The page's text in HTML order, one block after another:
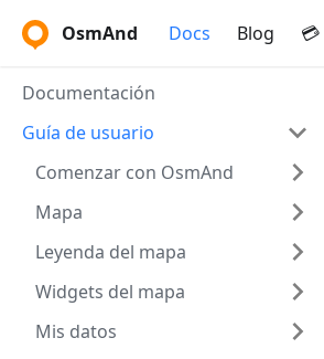
OsmAnd Docs Blog
Documentación
Guía de usuario
Comenzar con OsmAnd
Mapa
Leyenda del mapa
Widgets del mapa
Mis datos